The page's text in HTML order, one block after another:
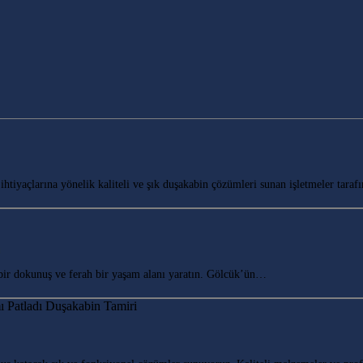
yönelik kaliteli ve şık duşakabin çözümleri sunan işletmeler
dokunuş ve ferah bir yaşam alanı yaratın. Gölcük’ün…